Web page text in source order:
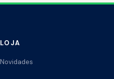
LOJA
Novidades